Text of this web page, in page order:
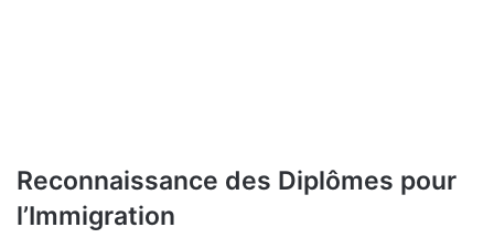
Reconnaissance des Diplômes pour
l’Immigration